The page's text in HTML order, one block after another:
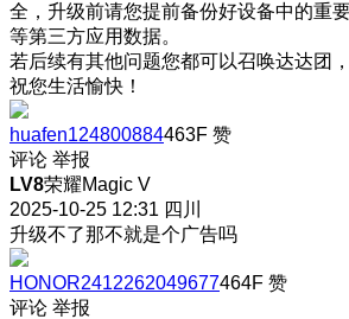
全，升级前请您提前备份好设备中的重
等第三方应用数据。
若后续有其他问题您都可以召唤达达团
祝您生活愉快！
huafen124800884463F 赞
评论 举报
LV8荣耀Magic V
2025-10-25 12:31 四川
升级不了那不就是个广告吗
HONOR2412262049677464F 赞
评论 举报